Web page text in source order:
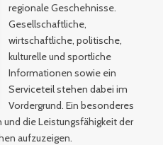
regionale Geschehnisse.
Gesellschaftliche,
wirtschaftliche, politische,
kulturelle und sportliche
Informationen sowie ein
Serviceteil stehen dabei im
Vordergrund. Ein besonderes
und die Leistungsfähigkeit der
aufzuzeigen.